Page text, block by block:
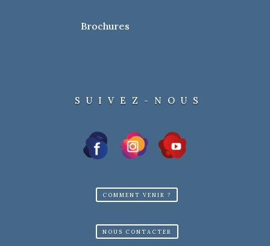
Brochures
SUIVEZ-NOUS
COMMENT VENIR ?
NOUS CONTACTER